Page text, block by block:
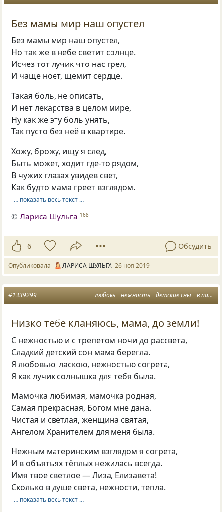
Без мамы мир наш опустел
Без мамы мир наш опустел,
Но так же в небе светит солнце.
Исчез тот лучик что нас грел,
И чаще ноет, щемит сердце.
Такая боль, не описать,
И нет лекарства в целом мире,
Ну как же эту боль унять,
Так пусто без неё в квартире.
Хожу, брожу, ищу я след,
Быть может, ходит где-то рядом,
В чужих глазах увидев свет,
Как будто мама греет взглядом.
… показать весь текст …
©Лариса Шульга 168
6 Обсудить
Опубликовала ЛАРИСА ШУЛЬГА 26 ноя 2019
любовь нежность детские сны в память о маме
#1339299
Низко тебе кланяюсь, мама, до земли!
С нежностью и с трепетом ночи до рассвета,
Сладкий детский сон мама берегла.
Я любовью, ласкою, нежностью согрета,
Я как лучик солнышка для тебя была.
Мамочка любимая, мамочка родная,
Самая прекрасная, Богом мне дана.
Чистая и светлая, женщина святая,
Ангелом Хранителем для меня была.
Нежным материнским взглядом я согрета,
И в объятьях тёплых нежилась всегда.
Имя твое светлое — Лиза, Елизавета!
Сколько в душе света, нежности, тепла.
… показать весь текст …